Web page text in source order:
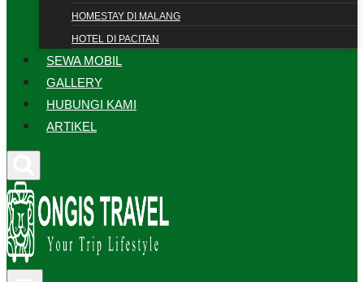
HOMESTAY DI MALANG
HOTEL DI PACITAN
SEWA MOBIL
GALLERY
HUBUNGI KAMI
ARTIKEL